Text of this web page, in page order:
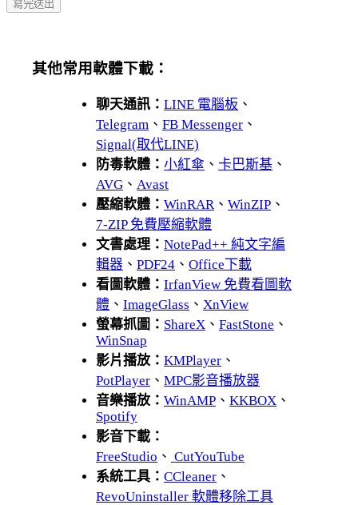
其他常用軟體下載：
聊天通訊： LINE 電腦板 、
Telegram 、 FB Messenger 、
Signal(取代LINE)
防毒軟體： 小紅傘 、 卡巴斯基 、
AVG 、 Avast
壓縮軟體： WinRAR 、 WinZIP 、
7-ZIP 免費壓縮軟體
文書處理： NotePad++ 純文字編
輯器 、 PDF24 、 Office下載
看圖軟體： IrfanView 免費看圖軟
體 、 ImageGlass 、 XnView
螢幕抓圖： ShareX 、 FastStone 、
WinSnap
影片播放： KMPlayer 、
PotPlayer 、 MPC影音播放器
音樂播放： WinAMP 、 KKBOX 、
Spotify
影音下載：
FreeStudio 、 CutYouTube
系統工具： CCleaner 、
RevoUninstaller 軟體移除工具